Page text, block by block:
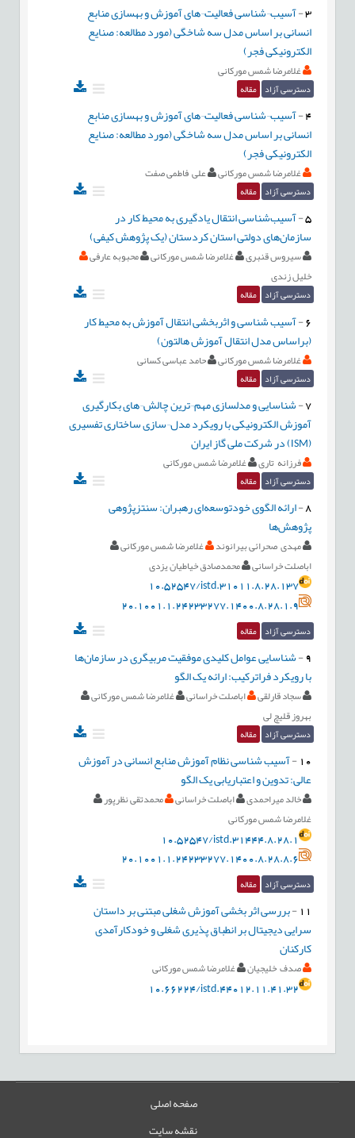
3
-آسیب¬شناسی فعالیت¬های آموزش و بهسازی منابع
انسانی بر اساس مدل سه شاخگی (مورد مطالعه: صنایع
الکترونیکی فجر)
غلامرضا شمس مورکانی
دسترسی آزاد مقاله
4
-آسیب¬شناسی فعالیت¬های آموزش و بهسازی منابع
انسانی بر اساس مدل سه شاخگی (مورد مطالعه: صنایع
الکترونیکی فجر)
غلامرضا شمس مورکانی علی فاطمی صفت
دسترسی آزاد مقاله
5
-آسیب‌شناسی انتقال یادگیری به محیط کار در
سازمان‌های دولتی استان کردستان (یک پژوهش کیفی)
سیروس قنبری غلامرضا شمس مورکانی
محبوبه عارفی
خلیل زندی
دسترسی آزاد مقاله
6
-آسیب شناسی و اثربخشی انتقال آموزش به محیط کار
(براساس مدل انتقال آموزش هالتون)
غلامرضا شمس مورکانی حامد عباسی کسانی
دسترسی آزاد مقاله
7
-شناسایی و مدلسازی مهم¬ترین چالش¬های بکارگیری
آموزش الکترونیکی با رویکرد مدل¬سازی ساختاری تفسیری
فرزانه تاری غلامرضا شمس مورکانی
دسترسی آزاد مقاله
8
-ارائه الگوی خودتوسعه‌ای رهبران: سنتزپژوهی
پژوهش‌ها
مهدی صحرائی بیرانوند
غلامرضا شمس مورکانی
اباصلت خراسانی
محمدصادق خیاطیان یزدی
10.52547/istd.31011.8.28.137
20.1001.1.24233277.1400.8.28.1.9
دسترسی آزاد مقاله
9
-شناسایی عوامل کلیدی موفقیت مربیگری در سازمان‌ها
با رویکرد فراترکیب: ارائه یک الگو
سجاد قارلقی اباصلت خراسانی
غلامرضا شمس مورکانی
بهروز قلیچ لی
دسترسی آزاد مقاله
10
-آسیب شناسی نظام آموزش منابع انسانی در آموزش
عالی: تدوین و اعتباریابی یک الگو
خالد میراحمدی اباصلت خراسانی
محمدتقی نظرپور
غلامرضا شمس مورکانی
10.52547/istd.31444.8.28.1
20.1001.1.24233277.1400.8.28.8.6
دسترسی آزاد مقاله
11
-بررسی اثر بخشی آموزش شغلی مبتنی بر داستان
سرایی دیجیتال بر انطباق پذیری شغلی و خودکارآمدی
کارکنان
صدف خلیجیان غلامرضا شمس مورکانی
10.66224/istd.44012.11.41.32
صفحه اصلی
نقشه سایت